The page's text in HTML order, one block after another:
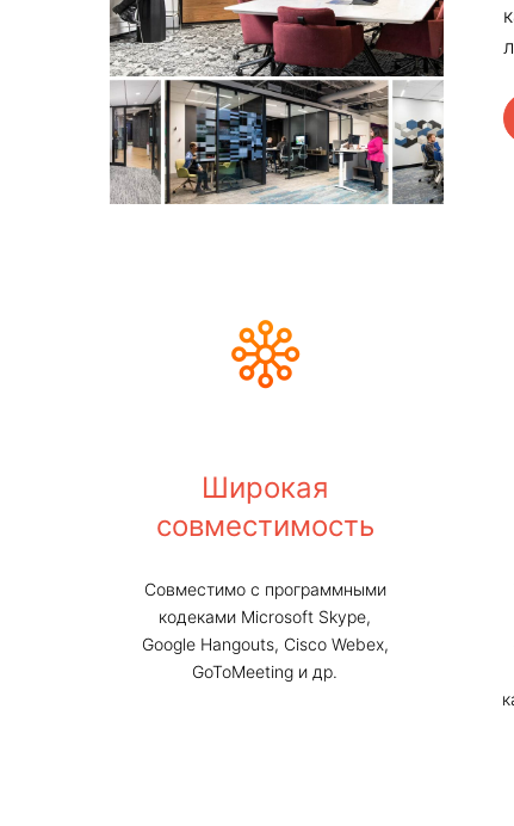
Широкая
совместимость
Совместимо с программными
кодеками Microsoft Skype,
Google Hangouts, Cisco Webex,
GoToMeeting и др.